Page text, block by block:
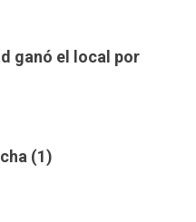
ganó el local por
(1)